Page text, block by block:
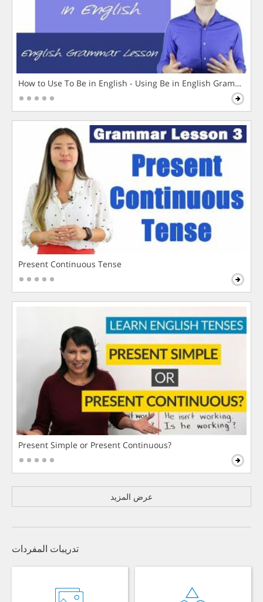
How to Use To Be in English - Using Be in English Grammar
Present Continuous Tense
Present Simple or Present Continuous?
عرض المزيد
تدريبات المفردات